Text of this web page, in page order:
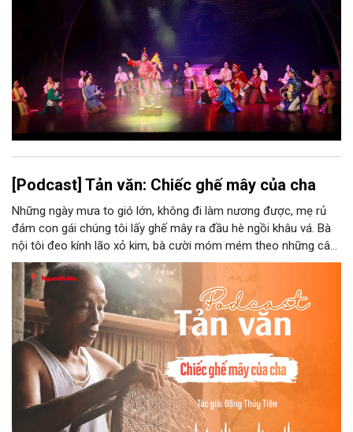
phát triển, thành sức mạnh mềm, thành động lực sáng tạo,
thành năng lực cạnh tranh của Thủ đô.
[Podcast] Tản văn: Chiếc ghế mây của cha
Những ngày mưa to gió lớn, không đi làm nương được, mẹ rủ
đám con gái chúng tôi lấy ghế mây ra đầu hè ngồi khâu vá. Bà
nội tôi đeo kính lão xỏ kim, bà cười móm mém theo những câu
chuyện kể tếu táo của đám trẻ chúng tôi. Chiếc ghế mây phát
ra âm thanh kin kít chịu đựng sức nặng cơ thể con người theo
những điệu cười khúc khích.